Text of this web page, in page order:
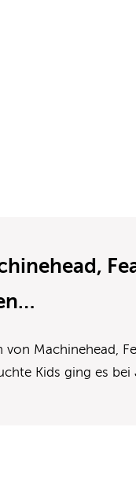
von Machinehead,
Kids ging es